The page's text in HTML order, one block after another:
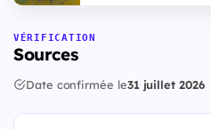
VÉRIFICATION
Sources
Date confirmée le31 juillet 2026